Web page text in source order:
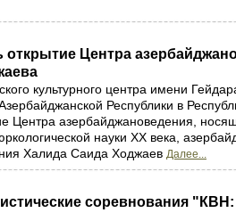
открытие Центра
культурного центра имени
Республики в
Центра азербайджановедения,
науки XX века,
Халида Саида Ходжаев Далее...
соревнования